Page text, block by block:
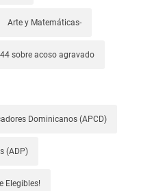
Arte y Matemáticas-
sobre acoso agravado
Dominicanos (APCD)
(ADP)
Elegibles!